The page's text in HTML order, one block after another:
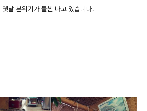
옛날 분위기가 물씬 나고 있습니다.